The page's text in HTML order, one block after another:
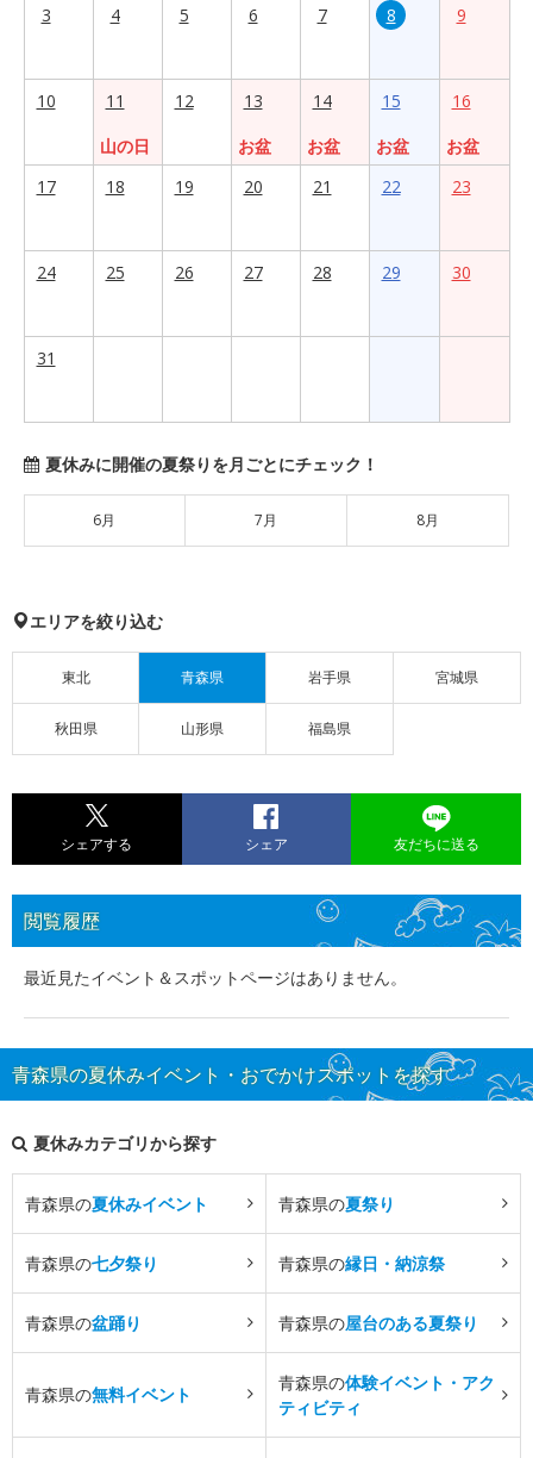
3 4 5 6 7 8 9
10
11
山の日
12
13
お盆
14
お盆
15
お盆
16
お盆
17
18 19 20 21 22 23
24 25 26 27 28 29 30
31
夏休みに開催の夏祭りを月ごとにチェック！
6月 7月 8月
エリアを絞り込む
東北 青森県 岩手県 宮城県
秋田県 山形県 福島県
シェアする シェア 友だちに送る
閲覧履歴
最近見たイベント＆スポットページはありません。
青森県の夏休みイベント・おでかけスポットを探す
夏休みカテゴリから探す
青森県の夏休みイベント 青森県の夏祭り
青森県の七夕祭り 青森県の縁日・納涼祭
青森県の盆踊り 青森県の屋台のある夏祭り
青森県の無料イベント
青森県の体験イベント・アク
ティビティ